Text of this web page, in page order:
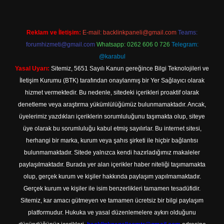
Reklam ve İletişim: E-mail: backlinkpaneli@gmail.com Teams:
forumhizmeti@gmail.com Whatsapp: 0262 606 0 726 Telegram:
@karabul
Yasal Uyarı: Sitemiz, 5651 Sayılı Kanun gereğince Bilgi Teknolojileri ve
İletişim Kurumu (BTK) tarafından onaylanmış bir Yer Sağlayıcı olarak
hizmet vermektedir. Bu nedenle, sitedeki içerikleri proaktif olarak
denetleme veya araştırma yükümlülüğümüz bulunmamaktadır. Ancak,
üyelerimiz yazdıkları içeriklerin sorumluluğunu taşımakta olup, siteye
üye olarak bu sorumluluğu kabul etmiş sayılırlar. Bu internet sitesi,
herhangi bir marka, kurum veya şahıs şirketi ile hiçbir bağlantısı
bulunmamaktadır. Sitede yalnızca kendi hazırladığımız makaleler
paylaşılmaktadır. Burada yer alan içerikler haber niteliği taşımamakta
olup, gerçek kurum ve kişiler hakkında paylaşım yapılmamaktadır.
Gerçek kurum ve kişiler ile isim benzerlikleri tamamen tesadüfidir.
Sitemiz, kar amacı gütmeyen ve tamamen ücretsiz bir bilgi paylaşım
platformudur. Hukuka ve yasal düzenlemelere aykırı olduğunu